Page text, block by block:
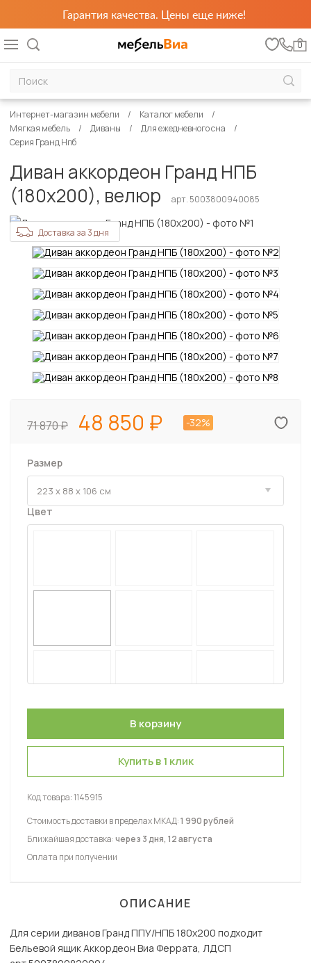
Гарантия качества. Цены еще ниже!
0
Интернет-магазин мебели
Каталог мебели
Мягкая мебель
Диваны
Для ежедневного сна
Серия Гранд Нпб
Диван аккордеон Гранд НПБ
(180х200), велюр
арт. 5003800940085
Доставка за 3 дня
71 870 48 850 -32%
Размер
Цвет
Купить в 1 клик
Код товара:1145915
Стоимость доставки в пределах МКАД:1 990 рублей
Ближайшая доставка:через 3 дня, 12 августа
Оплата при получении
ОПИСАНИЕ
Для серии диванов Гранд ППУ/НПБ 180х200 подходит
Бельевой ящик Аккордеон Виа Феррата, ЛДСП